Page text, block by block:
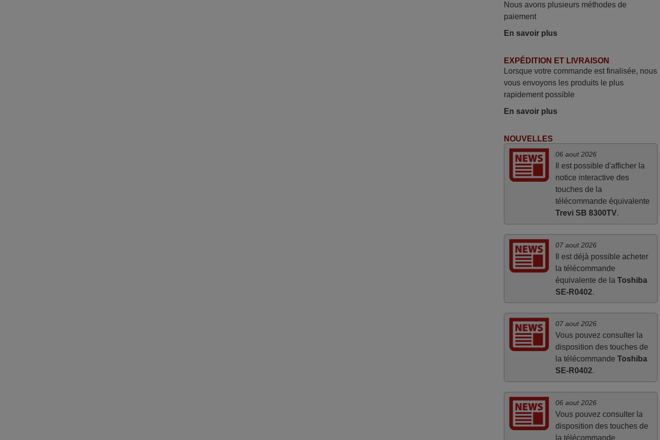
cours du 3ème jour ouvré, compatible
fonctionnalité de la télécommande, le
permet de connaître facilement la fonction
des différentes touches. De plus, elle est
directement utilisable moyennant
l'insertion des 2 piles fournies.
Parfait.. je recommande..!
Nous avons plusieurs méthodes de
paiement
En savoir plus
EXPÉDITION ET LIVRAISON
Lorsque votre commande est finalisée, nous
vous envoyons les produits le plus
rapidement possible
En savoir plus
NOUVELLES
06 aout 2026
Il est possible d'afficher la
notice interactive des
touches de la
télécommande équivalente
Trevi SB 8300TV.
07 aout 2026
Il est déjà possible acheter
la télécommande
équivalente de la Toshiba
SE-R0402.
07 aout 2026
Vous pouvez consulter la
disposition des touches de
la télécommande Toshiba
SE-R0402.
06 aout 2026
Vous pouvez consulter la
disposition des touches de
la télécommande